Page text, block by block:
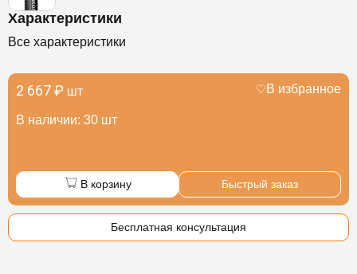
Характеристики
Все характеристики
2 667 ₽ шт
В наличии: 30 шт
В избранное
В корзину Быстрый заказ
Бесплатная консультация